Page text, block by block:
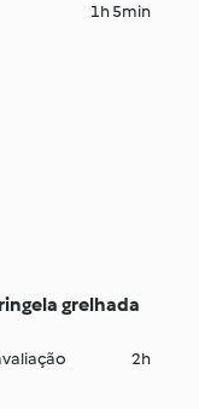
1h 5min
grelhada
2h